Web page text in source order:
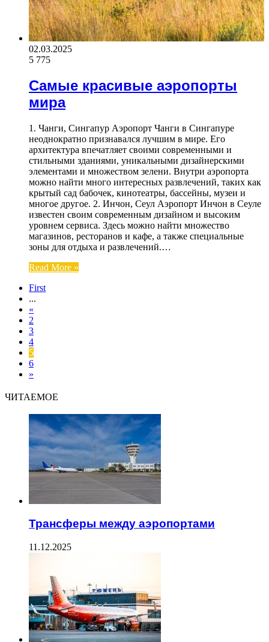
02.03.2025
5 775
Самые красивые аэропорты
мира
1. Чанги, Сингапур Аэропорт Чанги в Сингапуре
неоднократно признавался лучшим в мире. Его
архитектура впечатляет своими современными и
стильными зданиями, уникальными дизайнерскими
элементами и множеством зелени. Внутри аэропорта
можно найти много интересных развлечений, таких как
крытый сад бабочек, кинотеатры, бассейны, музеи и
многое другое. 2. Инчон, Сеул Аэропорт Инчон в Сеуле
известен своим современным дизайном и высоким
уровнем сервиса. Здесь можно найти множество
магазинов, ресторанов и кафе, а также специальные
зоны для отдыха и развлечений.…
Read More »
First
...
«
2
3
4
5
6
»
ЧИТАЕМОЕ
Трансферы между аэропортами
11.12.2025